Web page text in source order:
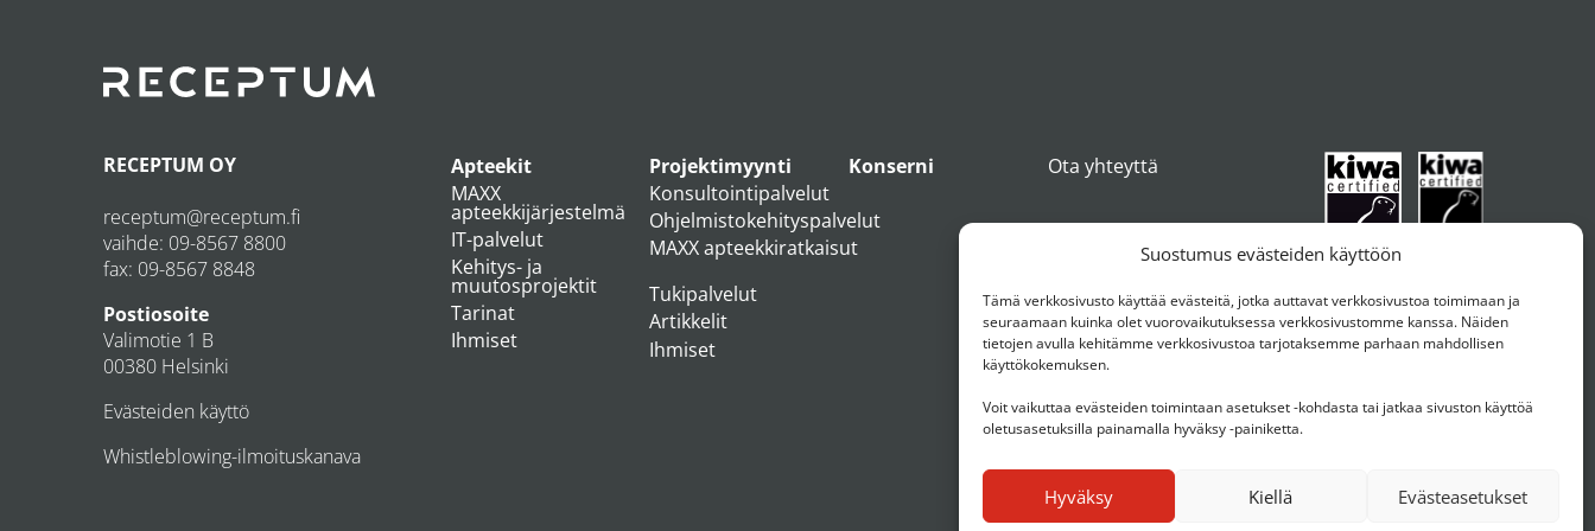
Suostumus evästeiden käyttöön
Tämä verkkosivusto käyttää evästeitä, jotka auttavat verkkosivustoa toimimaan ja
seuraamaan kuinka olet vuorovaikutuksessa verkkosivustomme kanssa. Näiden
tietojen avulla kehitämme verkkosivustoa tarjotaksemme parhaan mahdollisen
käyttökokemuksen.
Voit vaikuttaa evästeiden toimintaan asetukset -kohdasta tai jatkaa sivuston käyttöä
oletusasetuksilla painamalla hyväksy -painiketta.
Hyväksy Kiellä Evästeasetukset
RECEPTUM OY
receptum@receptum.fi
vaihde: 09-8567 8800
fax: 09-8567 8848
Postiosoite
Valimotie 1 B
00380 Helsinki
Evästeiden käyttö
Whistleblowing-ilmoituskanava
Apteekit
MAXX
apteekkijärjestelmä
IT-palvelut
Kehitys- ja
muutosprojektit
Tarinat
Ihmiset
Projektimyynti
Konsultointipalvelut
Ohjelmistokehityspalvelut
MAXX apteekkiratkaisut
Tukipalvelut
Artikkelit
Ihmiset
Konserni Ota yhteyttä